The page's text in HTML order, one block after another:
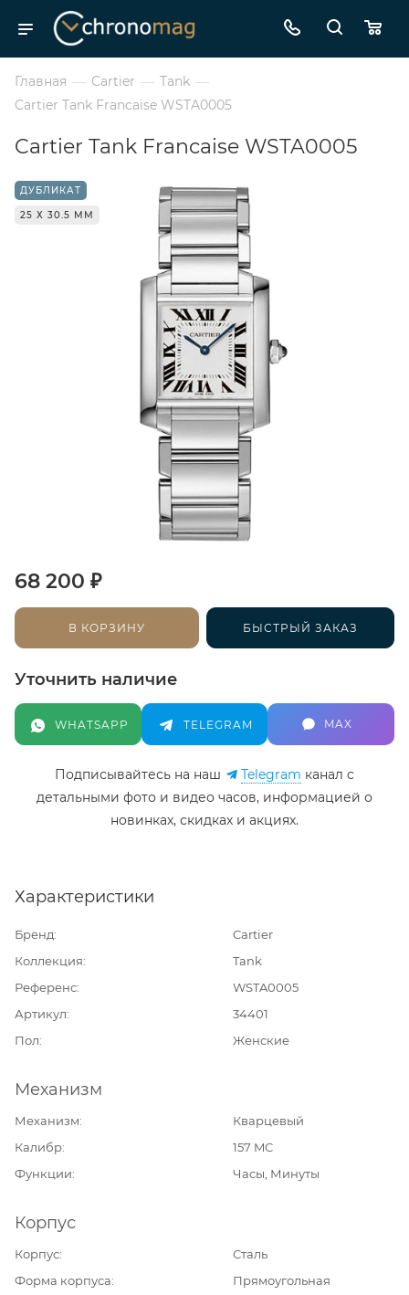
Главная — Cartier — Tank —
Cartier Tank Francaise WSTA0005
Cartier Tank Francaise WSTA0005
ДУБЛИКАТ
25 Х 30.5 ММ
68 200 ₽
В КОРЗИНУ БЫСТРЫЙ ЗАКАЗ
Уточнить наличие
WHATSAPP TELEGRAM MAX
Подписывайтесь на наш Telegram канал c
детальными фото и видео часов, информацией о
новинках, скидках и акциях.
Характеристики
Бренд
Cartier
Коллекция
Tank
Референс
WSTA0005
Артикул
34401
Пол
Женские
Механизм
Механизм
Кварцевый
Калибр
157 MC
Функции
Часы, Минуты
Корпус
Корпус
Сталь
Форма корпуса
Прямоугольная